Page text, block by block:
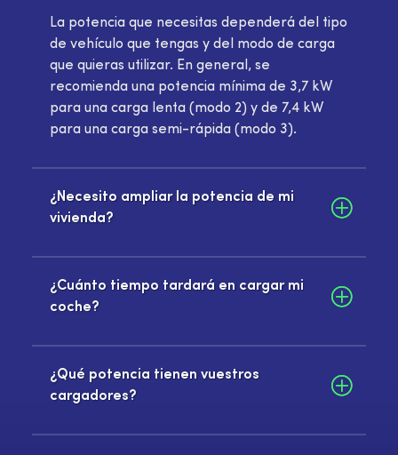
La potencia que necesitas dependerá del tipo
de vehículo que tengas y del modo de carga
que quieras utilizar. En general, se
recomienda una potencia mínima de 3,7 kW
para una carga lenta (modo 2) y de 7,4 kW
para una carga semi-rápida (modo 3).
¿Necesito ampliar la potencia de mi
vivienda?
¿Cuánto tiempo tardará en cargar mi
coche?
¿Qué potencia tienen vuestros
cargadores?